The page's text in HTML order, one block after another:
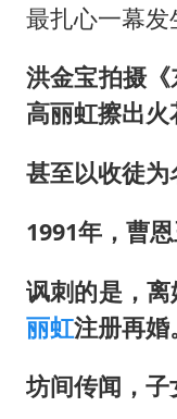
最扎心一幕发
洪金宝拍摄
高丽虹擦出火
甚至以收徒为
1991年，曹
讽刺的是，
丽虹注册再婚。
坊间传闻，子